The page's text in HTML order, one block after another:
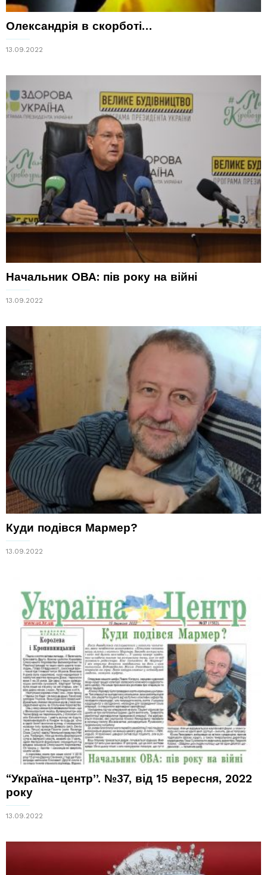
Олександрія в скорботі…
13.09.2022
Начальник ОВА: пів року на війні
13.09.2022
Куди подівся Мармер?
13.09.2022
“Україна-центр”. №37, від 15 вересня, 2022
року
13.09.2022